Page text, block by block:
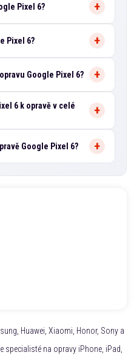
Pixel 6?
Pixel 6?
Google Pixel 6?
6 k opravě v celé
Google Pixel 6?
Huawei, Xiaomi, Honor, Sony a
specialisté na opravy iPhone, iPad,